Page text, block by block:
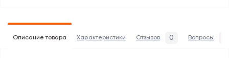
Описание товара Характеристики Отзывов 0 Вопросы